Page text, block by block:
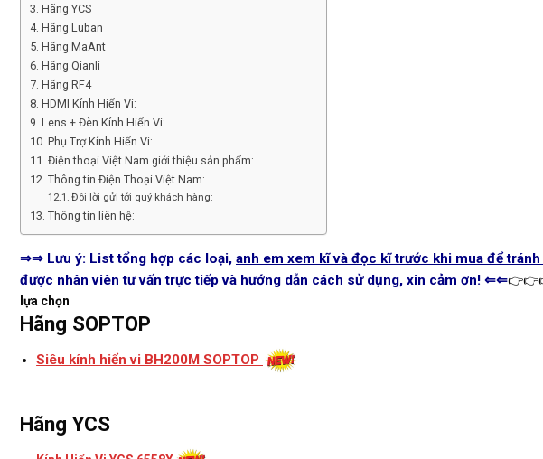
Hãng YCS
Hãng Luban
Hãng MaAnt
Hãng Qianli
Hãng RF4
HDMI Kính Hiển Vi:
Lens + Đèn Kính Hiển Vi:
Phụ Trợ Kính Hiển Vi:
Điện thoại Việt Nam giới thiệu sản phẩm:
Thông tin Điện Thoại Việt Nam:
Đôi lời gửi tới quý khách hàng:
Thông tin liên hệ:
⇒⇒ Lưu ý: List tổng hợp các loại, anh em xem kĩ và đọc kĩ trước khi mua để tránh
được nhân viên tư vấn trực tiếp và hướng dẫn cách sử dụng, xin cảm ơn! ⇐⇐
lựa chọn
Hãng SOPTOP
Siêu kính hiển vi BH200M SOPTOP
Hãng YCS